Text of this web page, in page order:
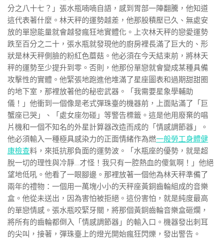
分之八十七？」張水瓶喃喃自語，感到胃部一陣翻騰，他知道
這代表著什麼。林天秤的運勢越差，他那股積壓已久、無處安
放的單戀能量就會越發瘋狂地實體化。上次林天秤的戀愛運勢
跌至百分之二十，張水瓶就發現他的廚房裡長滿了巨大的、形
狀是林天秤側臉的粉紅色蘑菇。他必須在今天結束前，將林天
秤的運勢至少提升到零。否則，他那份單戀就會變成某種具備
攻擊性的實體。他緊張地跑進他堆滿了星座圖表和過期甜甜圈
的地下室，那裡放著他的秘密武器。「我需要星象學輔助
儀！」他衝到一個像是老式彈珠臺的機器前，上面貼滿了「巨
蟹座已哭」、「處女座勿碰」等警告標籤。這是他用廢棄的唱
片機和一個不知名的外星計算器改造而成的「情感調節器」。
他必須輸入一種極具感染力的正面情緒作為燃一般勞工身體健
康檢查料，來抵抗那負面的運勢波。「水瓶座的優勢，就是超
脫一切的理性與冷靜…才怪！我只有一腔熱血的傻氣啊！」他絕
望地低吼。他看了一眼腳邊。那裡放著一個他為林天秤準備了
兩年的禮物：一個用一萬塊小小的天秤座黃銅齒輪組成的音樂
盒。他從未送出，因為害怕被拒絕。這份害怕，就是純度最高
的單戀情感。張水瓶咬緊牙關，將那個黃銅齒輪音樂盒砸爛，
將所有的齒輪都倒入「情感調節器」的輸入口。機器發出刺耳
的尖叫，接著，彈珠臺上的燈光開始瘋狂閃爍，發出警告。